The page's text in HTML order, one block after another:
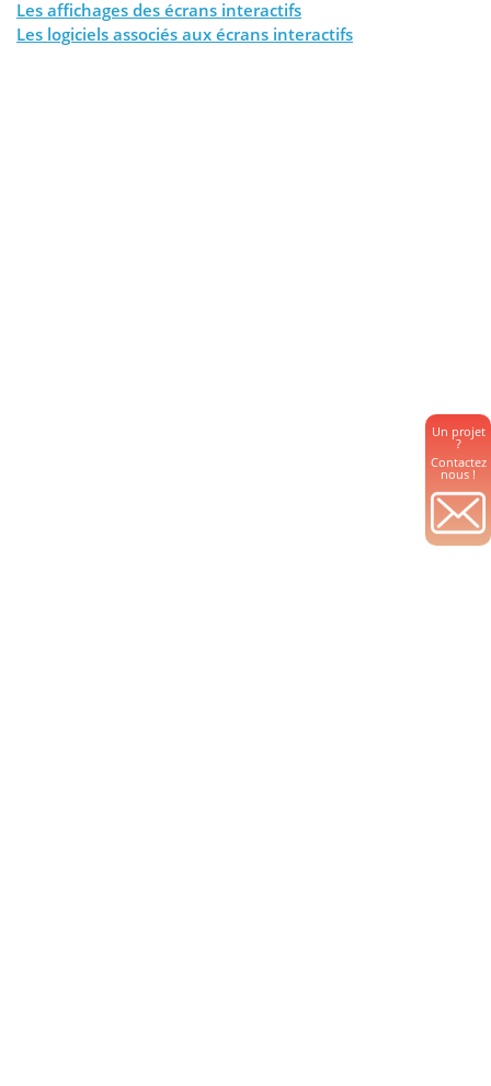
Un projet
?
Contactez
nous !
Les affichages des écrans interactifs
Les logiciels associés aux écrans interactifs